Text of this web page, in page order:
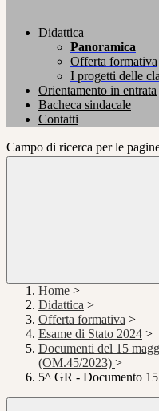
Didattica
Panoramica
Offerta formativa
I progetti delle
Orientamento in entrata
Bacheca sindacale
Contatti
Campo di ricerca per le
Home >
Didattica >
Offerta formativa >
Esame di Stato 2024 >
Documenti del 15
(OM.45/2023) >
5^ GR - Documento